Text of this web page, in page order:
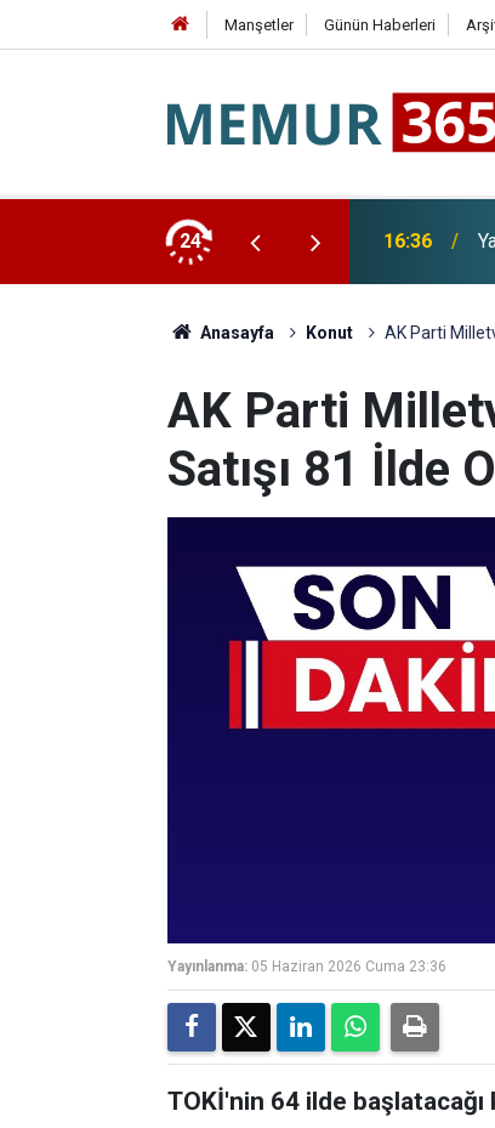
Manşetler Günün Haberleri
24
Karar: Kıdem Tazminatında Yeni Dönem 16:10
Anasayfa Konut AK Parti
AK Parti
Satışı 81 İlde
Yayınlanma: 05 Haziran 2026 Cuma 23:36
TOKİ'nin 64 ilde başlatacağı